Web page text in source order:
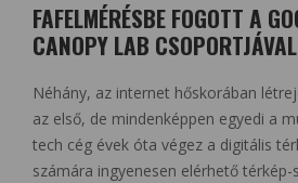
FAFELMÉRÉSBE FOGOTT A
CANOPY LAB
Néhány, az internet hőskorában
az első, de mindenképpen egyedi a
tech cég évek óta végez a digitális
számára ingyenesen elérhető